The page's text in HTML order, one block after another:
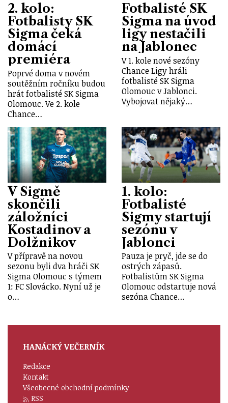
2. kolo:
Fotbalisty SK
Sigma čeká
domácí
premiéra
Poprvé doma v novém
soutěžním ročníku budou
hrát fotbalisté SK Sigma
Olomouc. Ve 2. kole
Chance…
Fotbalisté SK
Sigma na úvod
ligy nestačili
na Jablonec
V 1. kole nové sezóny
Chance Ligy hráli
fotbalisté SK Sigma
Olomouc v Jablonci.
Vybojovat nějaký…
V Sigmě
skončili
záložníci
Kostadinov a
Dolžnikov
V přípravě na novou
sezonu byli dva hráči SK
Sigma Olomouc s týmem
1: FC Slovácko. Nyní už je
o…
1. kolo:
Fotbalisté
Sigmy startují
sezónu v
Jablonci
Pauza je pryč, jde se do
ostrých zápasů.
Fotbalistům SK Sigma
Olomouc odstartuje nová
sezóna Chance…
HANÁCKÝ VEČERNÍK
Redakce
Kontakt
Všeobecné obchodní podmínky
RSS